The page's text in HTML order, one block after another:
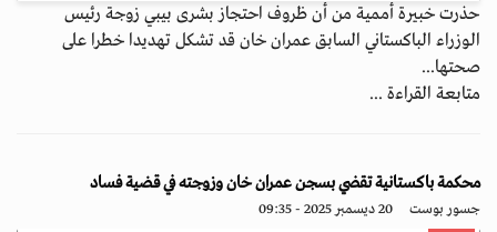
حذرت خبيرة أممية من أن ظروف احتجاز بشرى بيبي زوجة رئيس
الوزراء الباكستاني السابق عمران خان قد تشكل تهديدا خطرا على
صحتها...
متابعة القراءة ...
محكمة باكستانية تقضي بسجن عمران خان وزوجته في قضية فساد
جسور بوست 20 ديسمبر 2025 - 09:35